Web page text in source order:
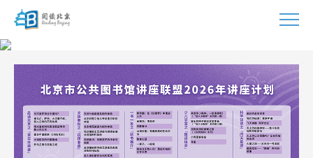
活动
指南